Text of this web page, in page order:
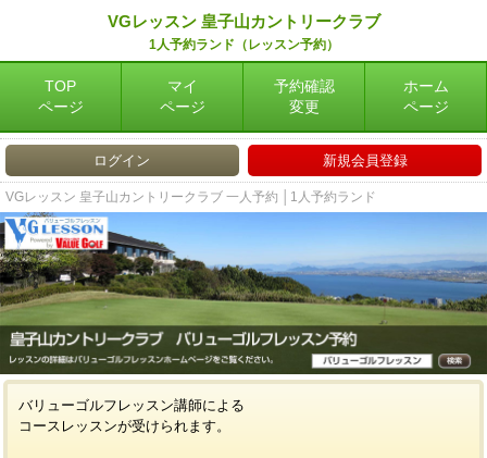
VGレッスン 皇子山カントリークラブ
1人予約ランド（レッスン予約）
TOP
ページ
マイ
ページ
予約確認
変更
ホーム
ページ
ログイン 新規会員登録
VGレッスン 皇子山カントリークラブ 一人予約 │1人予約ランド
バリューゴルフレッスン講師による
コースレッスンが受けられます。